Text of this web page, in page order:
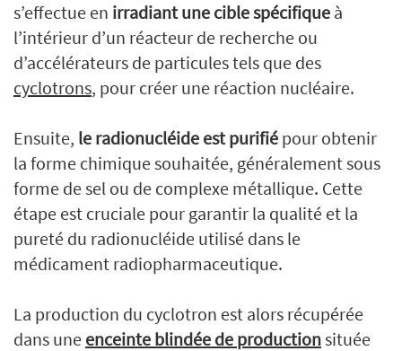
s’effectue en irradiant une cible spécifique à
l’intérieur d’un réacteur de recherche ou
d’accélérateurs de particules tels que des
cyclotrons, pour créer une réaction nucléaire.
Ensuite, le radionucléide est purifié pour obtenir
la forme chimique souhaitée, généralement sous
forme de sel ou de complexe métallique. Cette
étape est cruciale pour garantir la qualité et la
pureté du radionucléide utilisé dans le
médicament radiopharmaceutique.
La production du cyclotron est alors récupérée
dans une enceinte blindée de productionsituée